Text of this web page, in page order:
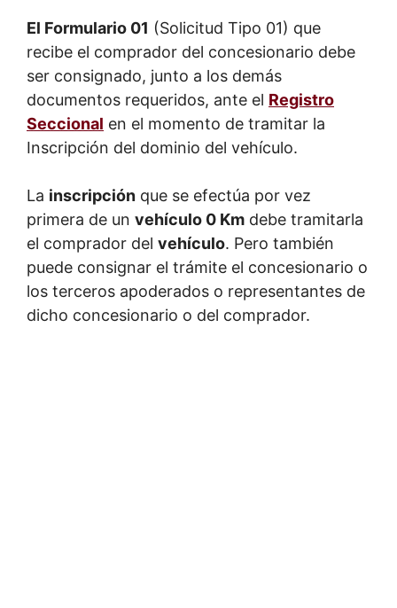
El Formulario 01 (Solicitud Tipo 01) que
recibe el comprador del concesionario debe
ser consignado, junto a los demás
documentos requeridos, ante el Registro
Seccional en el momento de tramitar la
Inscripción del dominio del vehículo.
La inscripción que se efectúa por vez
primera de un vehículo 0 Km debe tramitarla
el comprador del vehículo. Pero también
puede consignar el trámite el concesionario o
los terceros apoderados o representantes de
dicho concesionario o del comprador.